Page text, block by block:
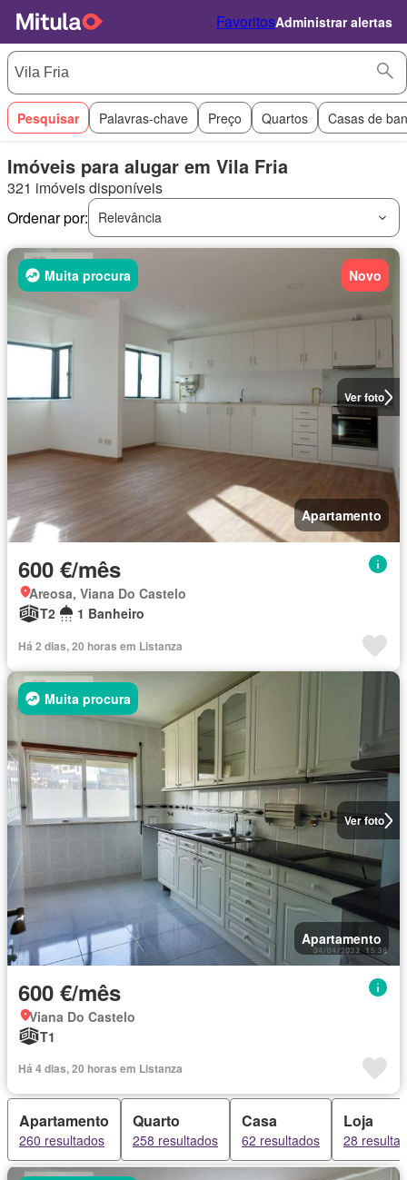
FavoritosAdministrar alertas
Pesquisar Palavras-chave Preço Quartos Casas de
Imóveis para alugar em Vila Fria
321 imóveis disponíveis
Ordenar por:
Relevância
Ver foto
Muita procura Novo
Apartamento
600 €/mês
Areosa, Viana Do Castelo
T2
1 Banheiro
Há 2 dias, 20 horas em Listanza
Ver foto
Muita procura
Apartamento
600 €/mês
Viana Do Castelo
T1
Há 4 dias, 20 horas em Listanza
Apartamento
260 resultados
Quarto
258 resultados
Casa
62 resultados
Loja
28